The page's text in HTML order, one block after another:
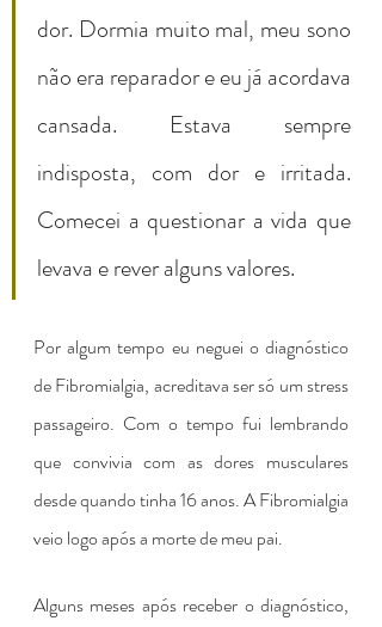
dor. Dormia muito mal, meu sono
não era reparador e eu já acordava
cansada. Estava sempre
indisposta, com dor e irritada.
Comecei a questionar a vida que
levava e rever alguns valores.
Por algum tempo eu neguei o diagnóstico
de Fibromialgia, acreditava ser só um stress
passageiro. Com o tempo fui lembrando
que convivia com as dores musculares
desde quando tinha 16 anos. A Fibromialgia
veio logo após a morte de meu pai.
Alguns meses após receber o diagnóstico,